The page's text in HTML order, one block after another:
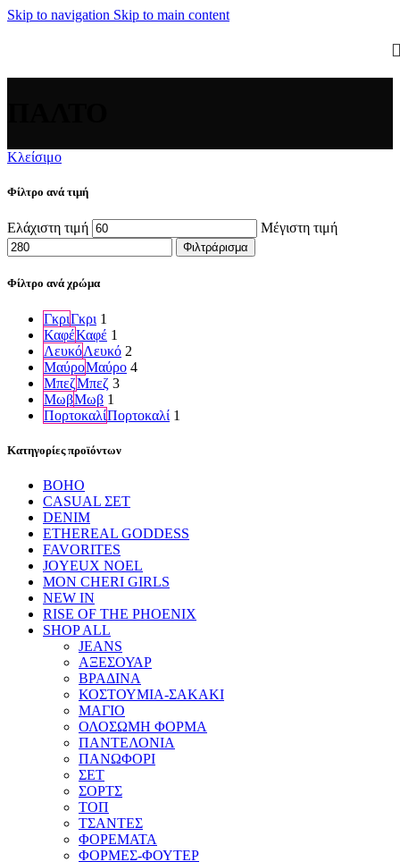
Skip to navigation Skip to main content
Κλείσιμο
Φίλτρο ανά τιμή
Ελάχιστη τιμή Μέγιστη τιμή
Φιλτράρισμα
Φίλτρο ανά χρώμα
ΓκριΓκρι 1
ΚαφέΚαφέ 1
ΛευκόΛευκό 2
ΜαύροΜαύρο 4
ΜπεζΜπεζ 3
ΜωβΜωβ 1
ΠορτοκαλίΠορτοκαλί 1
Κατηγορίες προϊόντων
BOHO
CASUAL ΣΕΤ
DENIM
ETHEREAL GODDESS
FAVORITES
JOYEUX NOEL
MON CHERI GIRLS
NEW IN
RISE OF THE PHOENIX
SHOP ALL
JEANS
ΑΞΕΣΟΥΑΡ
ΒΡΑΔΙΝΑ
ΚΟΣΤΟΥΜΙΑ-ΣΑΚΑΚΙ
ΜΑΓΙΟ
ΟΛΟΣΩΜΗ ΦΟΡΜΑ
ΠΑΝΤΕΛΟΝΙΑ
ΠΑΝΩΦΟΡΙ
ΣΕΤ
ΣΟΡΤΣ
ΤΟΠ
ΤΣΑΝΤΕΣ
ΦΟΡΕΜΑΤΑ
ΦΟΡΜΕΣ-ΦΟΥΤΕΡ